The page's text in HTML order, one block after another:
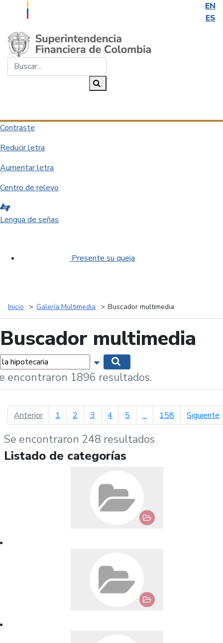
EN
ES
Saltar al contenido principal
Contraste
Reducir letra
Aumentar letra
Centro de relevo
Lengua de señas
Presente su queja
Inicio Galería Multimedia Buscador multimedia
Buscador multimedia
Mostrar opciones de búsqueda
encontraron 1896 resultados.
Anteriorpágina anterior
1 2 3 4 5 ... 158 Siguiente
Se encontraron 248 resultados
Listado de categorías